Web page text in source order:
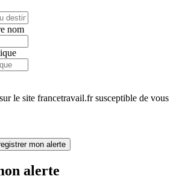
nom
le site francetravail.fr susceptible de vous
mon alerte
alerte